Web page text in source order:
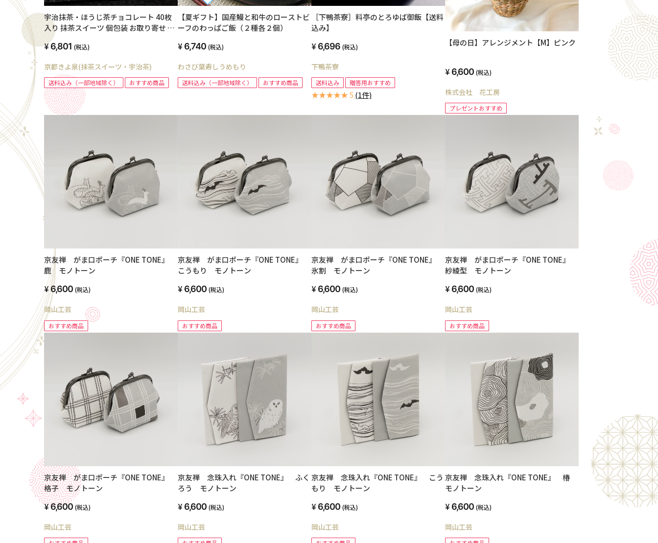
宇治抹茶・ほうじ茶チョコレート 40枚
入り 抹茶スイーツ 個包装 お取り寄せ ギ
フト
6,801 (税込)
京都きよ泉(抹茶スイーツ・宇治茶)
送料込み（一部地域除く） おすすめ商品
【夏ギフト】国産鰻と和牛のローストビ
ーフのわっぱご飯（２種各２個）
6,740 (税込)
わさび葉寿しうめもり
送料込み（一部地域除く） おすすめ商品
［下鴨茶寮］料亭のとろゆば御飯【送料
込み】
6,696 (税込)
下鴨茶寮
送料込み 贈答用おすすめ
★★★★★ 5 (1件)
【母の日】アレンジメント【M】ピンク
6,600 (税込)
株式会社 花工房
プレゼントおすすめ
京友禅 がま口ポーチ『ONE TONE』
鹿 モノトーン
6,600 (税込)
岡山工芸
おすすめ商品
京友禅 がま口ポーチ『ONE TONE』
こうもり モノトーン
6,600 (税込)
岡山工芸
おすすめ商品
京友禅 がま口ポーチ『ONE TONE』
氷割 モノトーン
6,600 (税込)
岡山工芸
おすすめ商品
京友禅 がま口ポーチ『ONE TONE』
紗綾型 モノトーン
6,600 (税込)
岡山工芸
おすすめ商品
京友禅 がま口ポーチ『ONE TONE』
格子 モノトーン
6,600 (税込)
岡山工芸
京友禅 念珠入れ『ONE TONE』 ふく
ろう モノトーン
6,600 (税込)
岡山工芸
京友禅 念珠入れ『ONE TONE』 こう
もり モノトーン
6,600 (税込)
岡山工芸
京友禅 念珠入れ『ONE TONE』 椿
モノトーン
6,600 (税込)
岡山工芸